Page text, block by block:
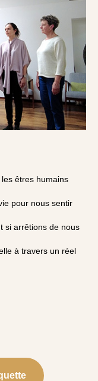
êtres humains
pour nous sentir
si arrêtions de nous
à travers un réel